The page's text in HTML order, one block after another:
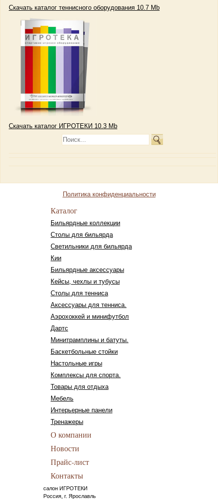
Скачать каталог теннисного оборудования 10.7 Mb
Скачать каталог ИГРОТЕКИ 10.3 Mb
Политика конфиденциальности
Каталог
Бильярдные коллекции
Столы для бильярда
Светильники для бильярда
Кии
Бильярдные аксессуары
Кейсы, чехлы и тубусы
Столы для тенниса
Аксессуары для тенниса.
Аэрохоккей и минифутбол
Дартс
Минитрамплины и батуты.
Баскетбольные стойки
Настольные игры
Комплексы для спорта.
Товары для отдыха
Мебель
Интерьерные панели
Тренажеры
О компании
Новости
Прайс-лист
Контакты
салон ИГРОТЕКИ
Россия, г. Ярославль